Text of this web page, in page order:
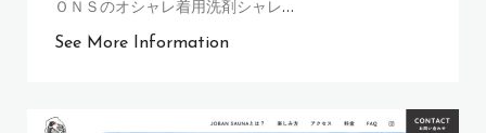
ＯＮＳのオシャレ着用洗剤シャレ…
See More Information